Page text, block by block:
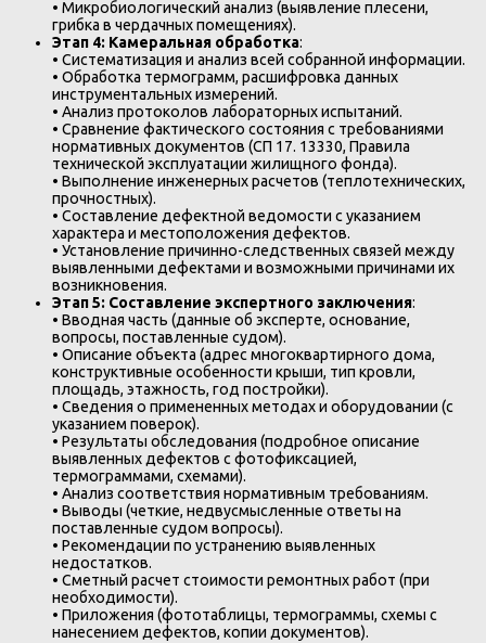
• Микробиологический анализ (выявление плесени,
грибка в чердачных помещениях).
Этап 4: Камеральная обработка:
• Систематизация и анализ всей собранной информации.
• Обработка термограмм, расшифровка данных
инструментальных измерений.
• Анализ протоколов лабораторных испытаний.
• Сравнение фактического состояния с требованиями
нормативных документов (СП 17. 13330, Правила
технической эксплуатации жилищного фонда).
• Выполнение инженерных расчетов (теплотехнических,
прочностных).
• Составление дефектной ведомости с указанием
характера и местоположения дефектов.
• Установление причинно-следственных связей между
выявленными дефектами и возможными причинами их
возникновения.
Этап 5: Составление экспертного заключения:
• Вводная часть (данные об эксперте, основание,
вопросы, поставленные судом).
• Описание объекта (адрес многоквартирного дома,
конструктивные особенности крыши, тип кровли,
площадь, этажность, год постройки).
• Сведения о примененных методах и оборудовании (с
указанием поверок).
• Результаты обследования (подробное описание
выявленных дефектов с фотофиксацией,
термограммами, схемами).
• Анализ соответствия нормативным требованиям.
• Выводы (четкие, недвусмысленные ответы на
поставленные судом вопросы).
• Рекомендации по устранению выявленных
недостатков.
• Сметный расчет стоимости ремонтных работ (при
необходимости).
• Приложения (фототаблицы, термограммы, схемы с
нанесением дефектов, копии документов).